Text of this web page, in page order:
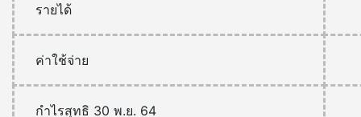
รายได้
ค่าใช้จ่าย
กำไรสุทธิ 30 พ.ย. 64